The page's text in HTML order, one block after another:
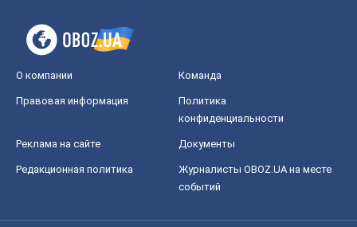
О компании Команда
Правовая информация
Политика
конфиденциальности
Реклама на сайте Документы
Редакционная политика
Журналисты OBOZ.UA на месте
событий